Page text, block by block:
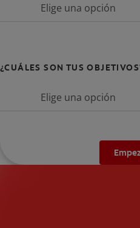
Elige una opción
¿CUÁLES SON TUS
Elige una opción